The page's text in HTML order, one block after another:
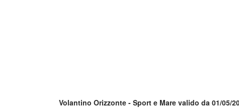
Volantino Orizzonte - Sport e Mare valido da 01/05/